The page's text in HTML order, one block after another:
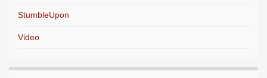
StumbleUpon
Video